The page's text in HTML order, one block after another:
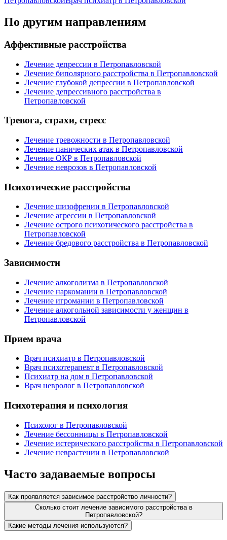
По другим направлениям
Аффективные расстройства
Лечение депрессии в Петропавловской
Лечение биполярного расстройства в Петропавловской
Лечение глубокой депрессии в Петропавловской
Лечение депрессивного расстройства в
Петропавловской
Тревога, страхи, стресс
Лечение тревожности в Петропавловской
Лечение панических атак в Петропавловской
Лечение ОКР в Петропавловской
Лечение неврозов в Петропавловской
Психотические расстройства
Лечение шизофрении в Петропавловской
Лечение агрессии в Петропавловской
Лечение острого психотического расстройства в
Петропавловской
Лечение бредового расстройства в Петропавловской
Зависимости
Лечение алкоголизма в Петропавловской
Лечение наркомании в Петропавловской
Лечение игромании в Петропавловской
Лечение алкогольной зависимости у женщин в
Петропавловской
Прием врача
Врач психиатр в Петропавловской
Врач психотерапевт в Петропавловской
Психиатр на дом в Петропавловской
Врач невролог в Петропавловской
Психотерапия и психология
Психолог в Петропавловской
Лечение бессонницы в Петропавловской
Лечение истерического расстройства в Петропавловской
Лечение неврастении в Петропавловской
Часто задаваемые вопросы
Как проявляется зависимое расстройство личности?
Сколько стоит лечение зависимого расстройства в
Петропавловской?
Какие методы лечения используются?